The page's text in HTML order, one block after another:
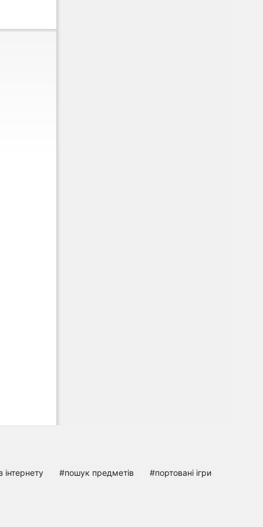
інтернету #пошук предметів #портовані ігри